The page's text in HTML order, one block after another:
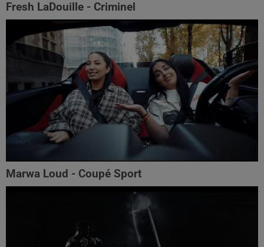
Fresh LaDouille - Criminel
Marwa Loud - Coupé Sport